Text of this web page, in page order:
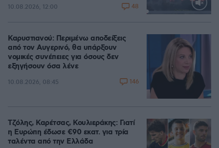
10.08.2026, 12:00 48
Καρυστιανού: Περιμένω αποδείξεις
από τον Αυγερινό, θα υπάρξουν
νομικές συνέπειες για όσους δεν
εξηγήσουν όσα λένε
10.08.2026, 08:45 146
Τζόλης, Καρέτσας, Κουλιεράκης: Γιατί
η Ευρώπη έδωσε €90 εκατ. για τρία
ταλέντα από την Ελλάδα